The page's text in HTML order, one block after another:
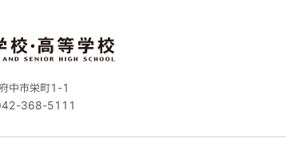
中市栄町1-1
368-5111